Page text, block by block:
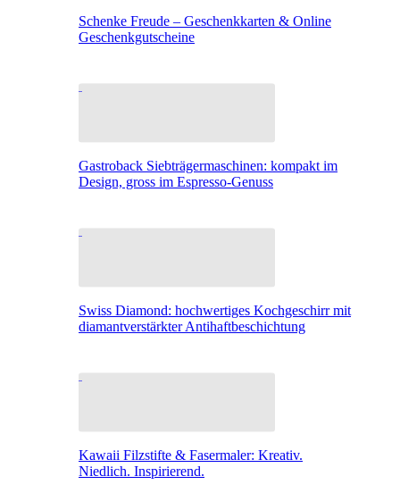
Schenke Freude – Geschenkkarten & Online
Geschenkgutscheine
Gastroback Siebträgermaschinen: kompakt im
Design, gross im Espresso-Genuss
Swiss Diamond: hochwertiges Kochgeschirr mit
diamantverstärkter Antihaftbeschichtung
Kawaii Filzstifte & Fasermaler: Kreativ.
Niedlich. Inspirierend.